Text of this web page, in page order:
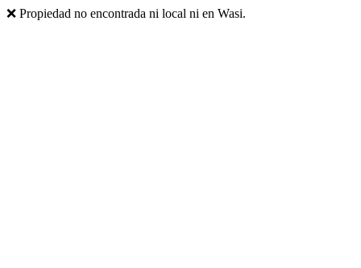
❌ Propiedad no encontrada ni local ni en Wasi.